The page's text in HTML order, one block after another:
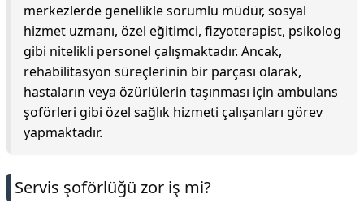
merkezlerde genellikle sorumlu müdür, sosyal
hizmet uzmanı, özel eğitimci, fizyoterapist, psikolog
gibi nitelikli personel çalışmaktadır. Ancak,
rehabilitasyon süreçlerinin bir parçası olarak,
hastaların veya özürlülerin taşınması için ambulans
şoförleri gibi özel sağlık hizmeti çalışanları görev
yapmaktadır.
Servis şoförlüğü zor iş mi?